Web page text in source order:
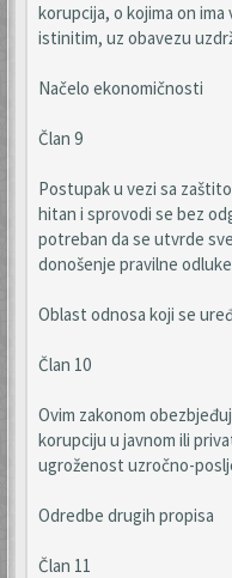
korupcija, o kojima on
istinitim, uz obavezu
Načelo ekonomičnosti
Član 9
Postupak u vezi sa
hitan i sprovodi se bez
potreban da se utvrde
donošenje pravilne
Oblast odnosa koji se
Član 10
Ovim zakonom
korupciju u javnom ili
ugroženost uzročno-
Odredbe drugih propisa
Član 11